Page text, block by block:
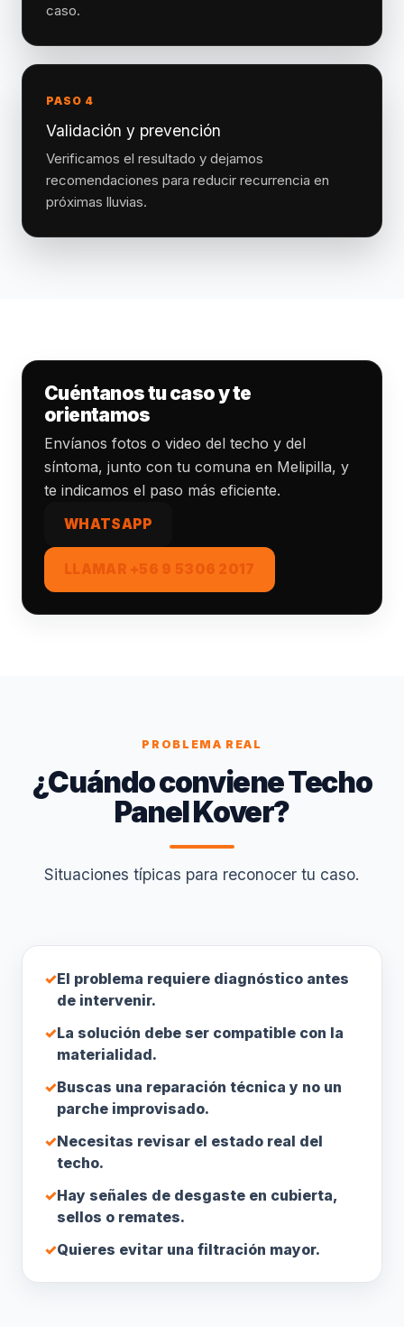
caso.
PASO 4
Validación y prevención
Verificamos el resultado y dejamos
recomendaciones para reducir recurrencia en
próximas lluvias.
Cuéntanos tu caso y te
orientamos
Envíanos fotos o video del techo y del
síntoma, junto con tu comuna en Melipilla, y
te indicamos el paso más eficiente.
WHATSAPP
LLAMAR +56 9 5306 2017
PROBLEMA REAL
¿Cuándo conviene Techo
Panel Kover?
Situaciones típicas para reconocer tu caso.
✓El problema requiere diagnóstico antes
de intervenir.
✓La solución debe ser compatible con la
materialidad.
✓Buscas una reparación técnica y no un
parche improvisado.
✓Necesitas revisar el estado real del
techo.
✓Hay señales de desgaste en cubierta,
sellos o remates.
✓Quieres evitar una filtración mayor.